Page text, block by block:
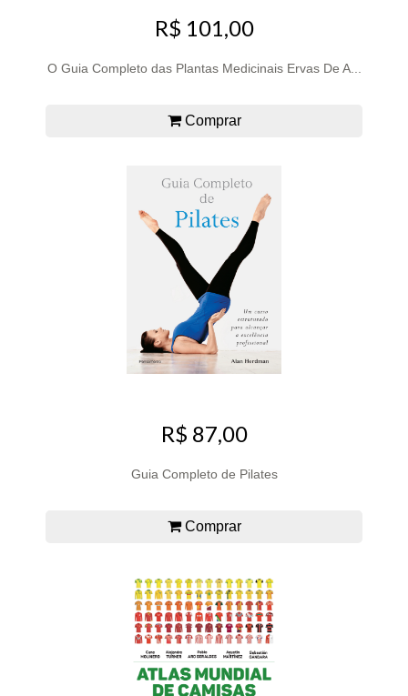
R$ 101,00
O Guia Completo das Plantas Medicinais Ervas De A...
Comprar
R$ 87,00
Guia Completo de Pilates
Comprar